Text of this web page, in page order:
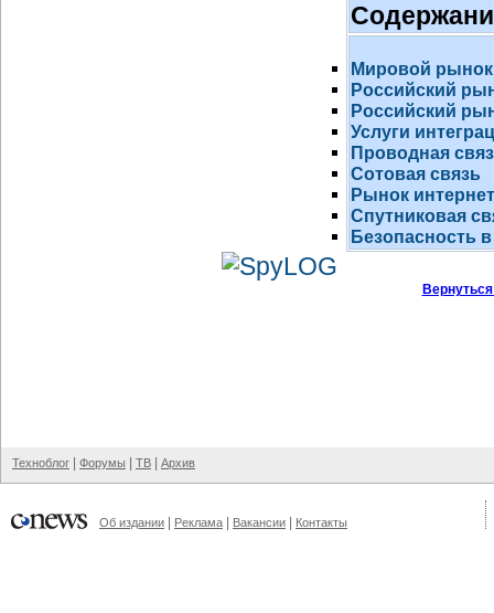
Мировой рынок
Российский
Российский
Услуги
Проводная
Сотовая связь
Рынок
Спутниковая
Безопасность
Техноблог Форумы ТВ Архив
Об издании Реклама Вакансии Контакты